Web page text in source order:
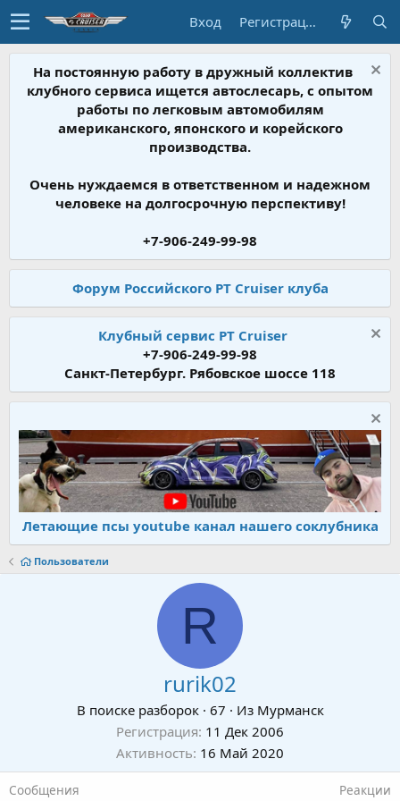
Вход Регистрация
На постоянную работу в дружный коллектив
клубного сервиса ищется автослесарь, с опытом
работы по легковым автомобилям
американского, японского и корейского
производства.
Очень нуждаемся в ответственном и надежном
человеке на долгосрочную перспективу!
+7-906-249-99-98
Форум Российского PT Cruiser клуба
Клубный сервис PT Cruiser
+7-906-249-99-98
Санкт-Петербург. Рябовское шоссе 118
Летающие псы youtube канал нашего соклубника
Пользователи
R
rurik02
В поиске разборок · 67 · Из Мурманск
Регистрация 11 Дек 2006
Активность 16 Май 2020
Сообщения Реакции